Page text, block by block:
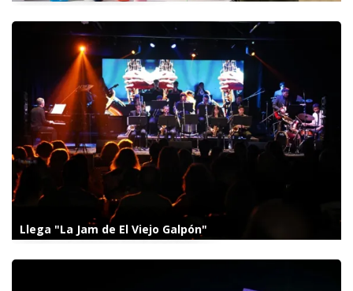
Llega "La Jam de El Viejo Galpón"